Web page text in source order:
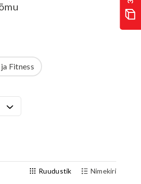
välijõusaal
väljakud
Fitness
Ruudustik Nimekiri